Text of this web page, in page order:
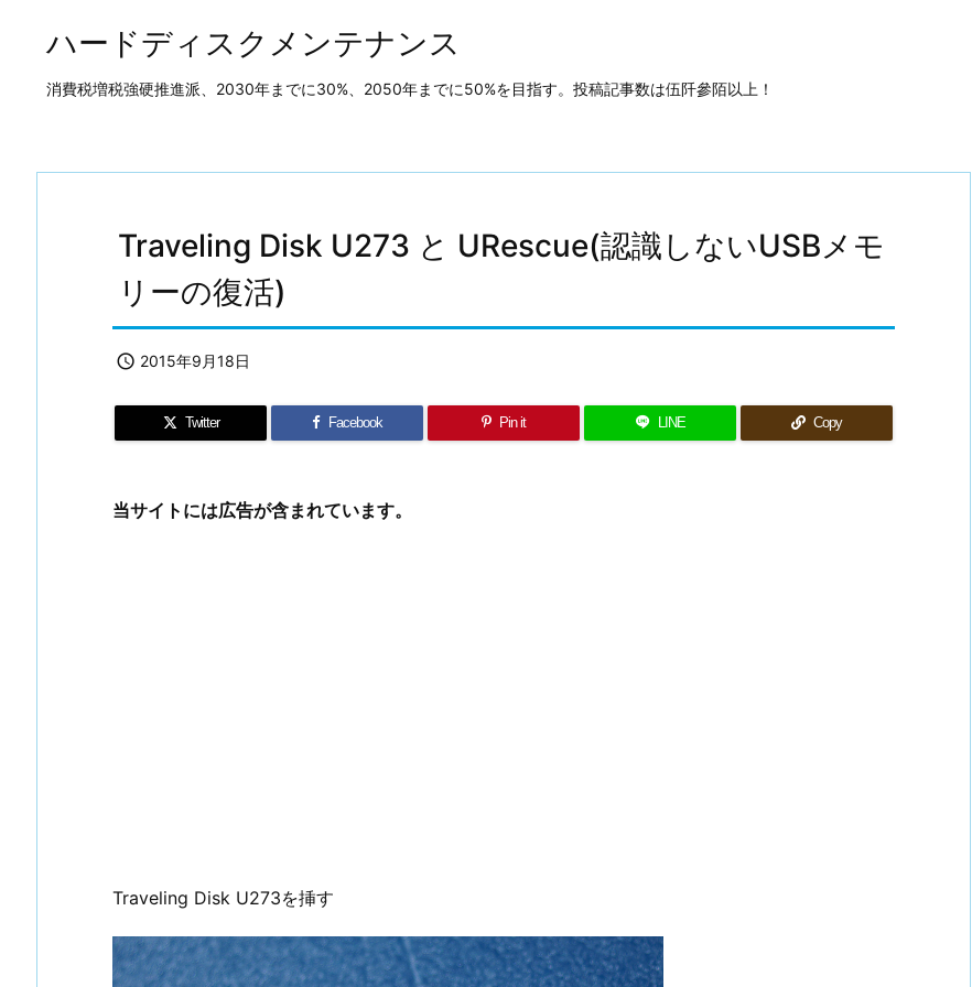
ハードディスクメンテナンス
消費税増税強硬推進派、2030年までに30%、2050年までに50%を目指す。投稿記事数は伍阡參陌以上！
Traveling Disk U273 と URescue(認識しないUSBメモ
リーの復活)
 2015年9月18日
Twitter Facebook Pin it LINE Copy
当サイトには広告が含まれています。
Traveling Disk U273を挿す